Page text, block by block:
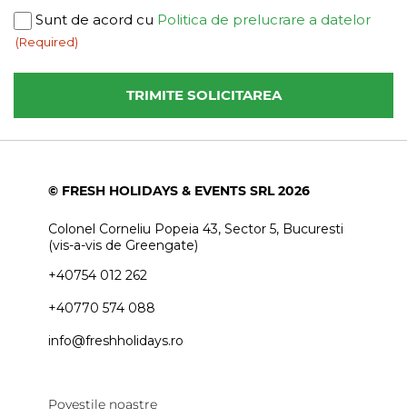
Consent
(Required)
Sunt de acord cu Politica de prelucrare a datelor
(Required)
© FRESH HOLIDAYS & EVENTS SRL 2026
Colonel Corneliu Popeia 43, Sector 5, Bucuresti
(vis-a-vis de Greengate)
+40754 012 262
+40770 574 088
info@freshholidays.ro
Povestile noastre